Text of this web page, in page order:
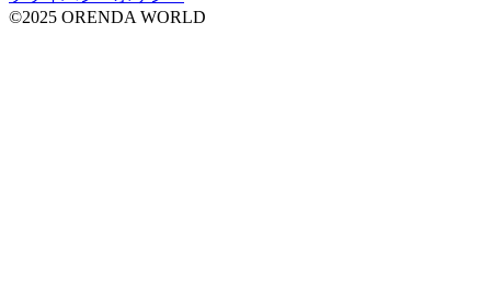
©2025 ORENDA WORLD